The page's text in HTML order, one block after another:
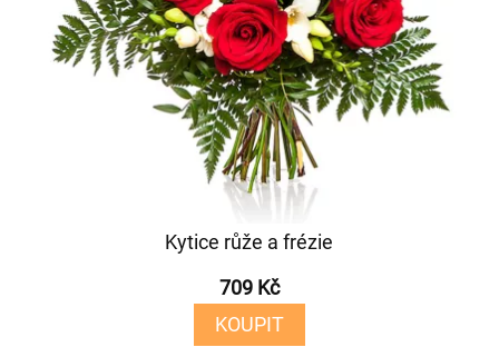
Kytice růže a frézie
709 Kč
KOUPIT